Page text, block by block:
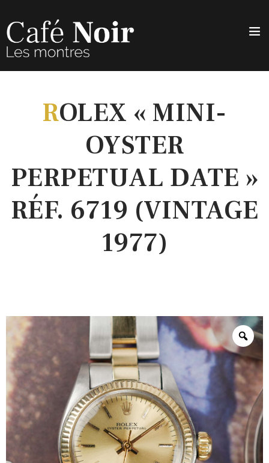
ROLEX « MINI-
OYSTER
PERPETUAL DATE »
RÉF. 6719 (VINTAGE
1977)